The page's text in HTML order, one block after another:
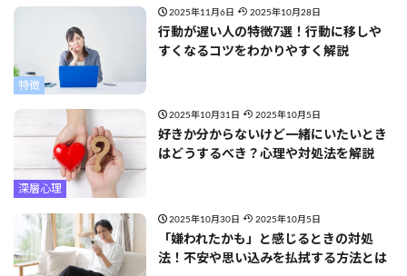
特徴
2025年11月6日 2025年10月28日
行動が遅い人の特徴7選！行動に移しや
すくなるコツをわかりやすく解説
深層心理
2025年10月31日 2025年10月5日
好きか分からないけど一緒にいたいとき
はどうするべき？心理や対処法を解説
2025年10月30日 2025年10月5日
「嫌われたかも」と感じるときの対処
法！不安や思い込みを払拭する方法とは